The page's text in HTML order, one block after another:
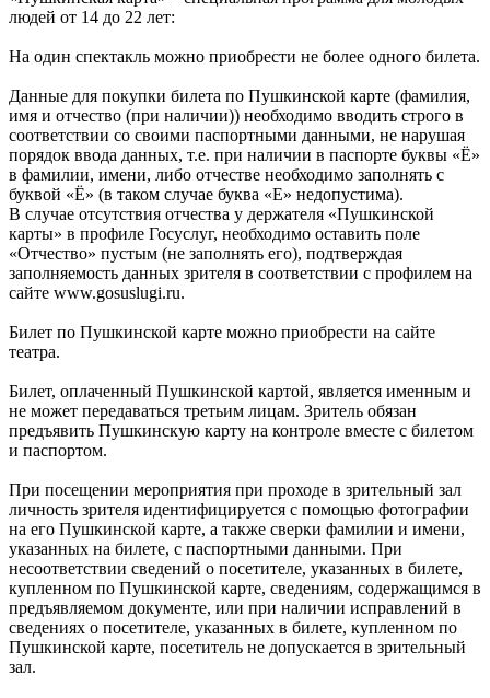
людей от 14 до 22 лет:
На один спектакль можно приобрести не более одного билета.
Данные для покупки билета по Пушкинской карте (фамилия,
имя и отчество (при наличии)) необходимо вводить строго в
соответствии со своими паспортными данными, не нарушая
порядок ввода данных, т.е. при наличии в паспорте буквы «Ё»
в фамилии, имени, либо отчестве необходимо заполнять с
буквой «Ё» (в таком случае буква «Е» недопустима).
В случае отсутствия отчества у держателя «Пушкинской
карты» в профиле Госуслуг, необходимо оставить поле
«Отчество» пустым (не заполнять его), подтверждая
заполняемость данных зрителя в соответствии с профилем на
сайте www.gosuslugi.ru.
Билет по Пушкинской карте можно приобрести на сайте
театра.
Билет, оплаченный Пушкинской картой, является именным и
не может передаваться третьим лицам. Зритель обязан
предъявить Пушкинскую карту на контроле вместе с билетом
и паспортом.
При посещении мероприятия при проходе в зрительный зал
личность зрителя идентифицируется с помощью фотографии
на его Пушкинской карте, а также сверки фамилии и имени,
указанных на билете, с паспортными данными. При
несоответствии сведений о посетителе, указанных в билете,
купленном по Пушкинской карте, сведениям, содержащимся в
предъявляемом документе, или при наличии исправлений в
сведениях о посетителе, указанных в билете, купленном по
Пушкинской карте, посетитель не допускается в зрительный
зал.